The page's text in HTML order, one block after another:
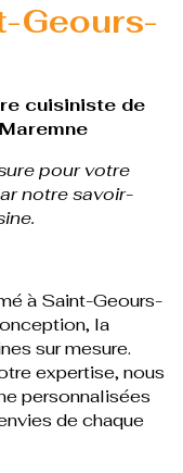
Geours-
cuisiniste de
pour votre
notre savoir-
à Saint-Geours-
la
sur mesure.
expertise, nous
personnalisées
de chaque